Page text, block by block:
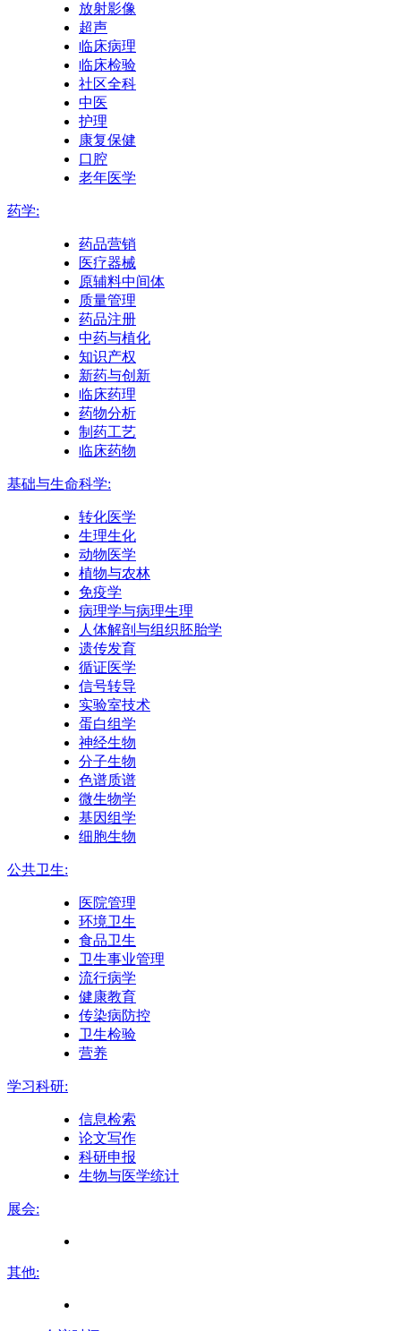
放射影像
超声
临床病理
临床检验
社区全科
中医
护理
康复保健
口腔
老年医学
药学:
药品营销
医疗器械
原辅料中间体
质量管理
药品注册
中药与植化
知识产权
新药与创新
临床药理
药物分析
制药工艺
临床药物
基础与生命科学:
转化医学
生理生化
动物医学
植物与农林
免疫学
病理学与病理生理
人体解剖与组织胚胎学
遗传发育
循证医学
信号转导
实验室技术
蛋白组学
神经生物
分子生物
色谱质谱
微生物学
基因组学
细胞生物
公共卫生:
医院管理
环境卫生
食品卫生
卫生事业管理
流行病学
健康教育
传染病防控
卫生检验
营养
学习科研:
信息检索
论文写作
科研申报
生物与医学统计
展会:
其他: